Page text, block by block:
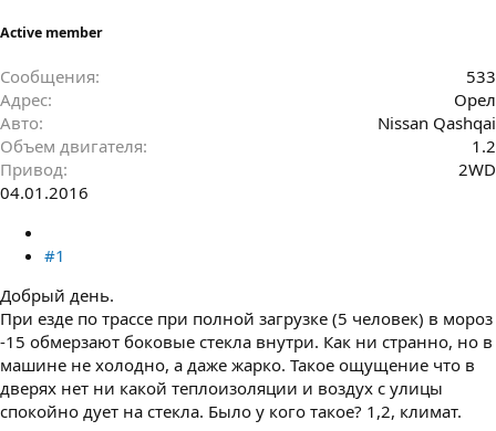
Active member
Сообщения
533
Адрес
Орел
Авто
Nissan Qashqai
Объем двигателя
1.2
Привод
2WD
04.01.2016
#1
Добрый день.
При езде по трассе при полной загрузке (5 человек) в мороз
-15 обмерзают боковые стекла внутри. Как ни странно, но в
машине не холодно, а даже жарко. Такое ощущение что в
дверях нет ни какой теплоизоляции и воздух с улицы
спокойно дует на стекла. Было у кого такое? 1,2, климат.